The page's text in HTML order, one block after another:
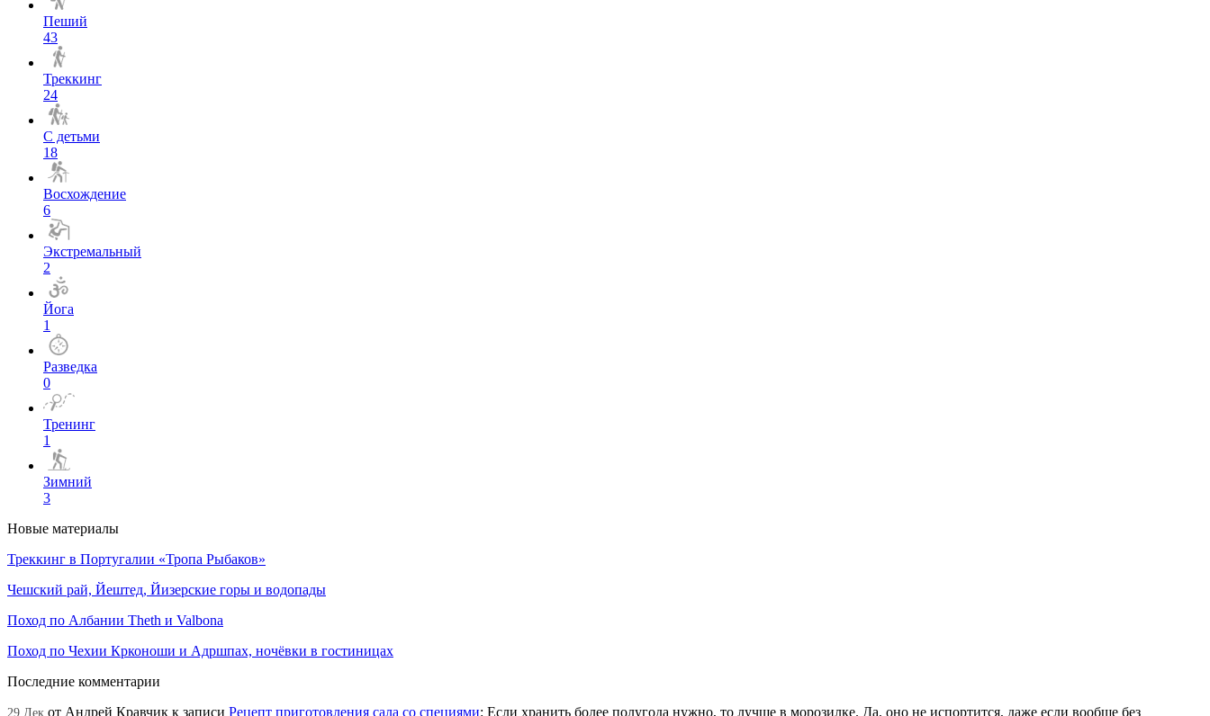
Пеший
43
Треккинг
24
С детьми
18
Восхождение
6
Экстремальный
2
Йога
1
Разведка
0
Тренинг
1
Зимний
3
Новые материалы
Треккинг в Португалии «Тропа Рыбаков»
Чешский рай, Йештед, Йизерские горы и водопады
Поход по Албании Theth и Valbona
Поход по Чехии Крконоши и Адршпах, ночёвки в гостиницах
Последние комментарии
29 Дек от Андрей Кравчик к записи Рецепт приготовления сала со специями: Если хранить более полугода нужно, то лучше в морозилке. Да, оно не испортится, даже если вообще без